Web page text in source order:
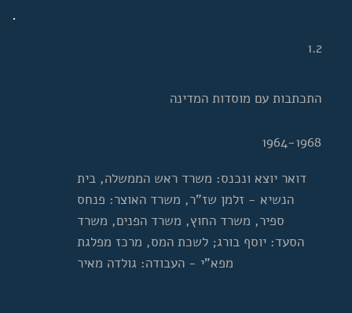
דואר יוצא ונכנס: משרד ראש הממשלה, בית
הנשיא - זלמן שז"ר, משרד האוצר: פנחס
ספיר, משרד החוץ, משרד הפנים, משרד
הסעד: יוסף בורג; לשכת המס, מרכז מפלגת
מפא"י - העבודה: גולדה מאיר
1964-1968
התכתבות עם מוסדות המדינה
1.2